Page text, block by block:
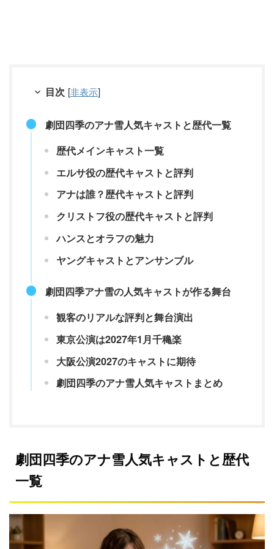
目次 [非表示]
劇団四季のアナ雪人気キャストと歴代一覧
歴代メインキャスト一覧
エルサ役の歴代キャストと評判
アナは誰？歴代キャストと評判
クリストフ役の歴代キャストと評判
ハンスとオラフの魅力
ヤングキャストとアンサンブル
劇団四季アナ雪の人気キャストが作る舞台
観客のリアルな評判と舞台演出
東京公演は2027年1月千穐楽
大阪公演2027のキャストに期待
劇団四季のアナ雪人気キャストまとめ
劇団四季のアナ雪人気キャストと歴代
一覧